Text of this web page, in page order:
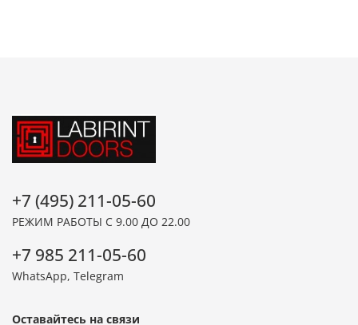
+7 (495) 211-05-60
РЕЖИМ РАБОТЫ С 9.00 ДО 22.00
+7 985 211-05-60
WhatsApp, Telegram
Оставайтесь на связи